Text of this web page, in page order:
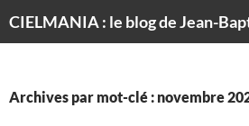
Archives par mot-clé : novembre